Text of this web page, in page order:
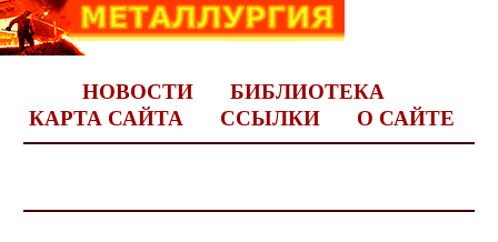
НОВОСТИ
БИБЛИОТЕКА
КАРТА САЙТА
ССЫЛКИ О САЙТЕ